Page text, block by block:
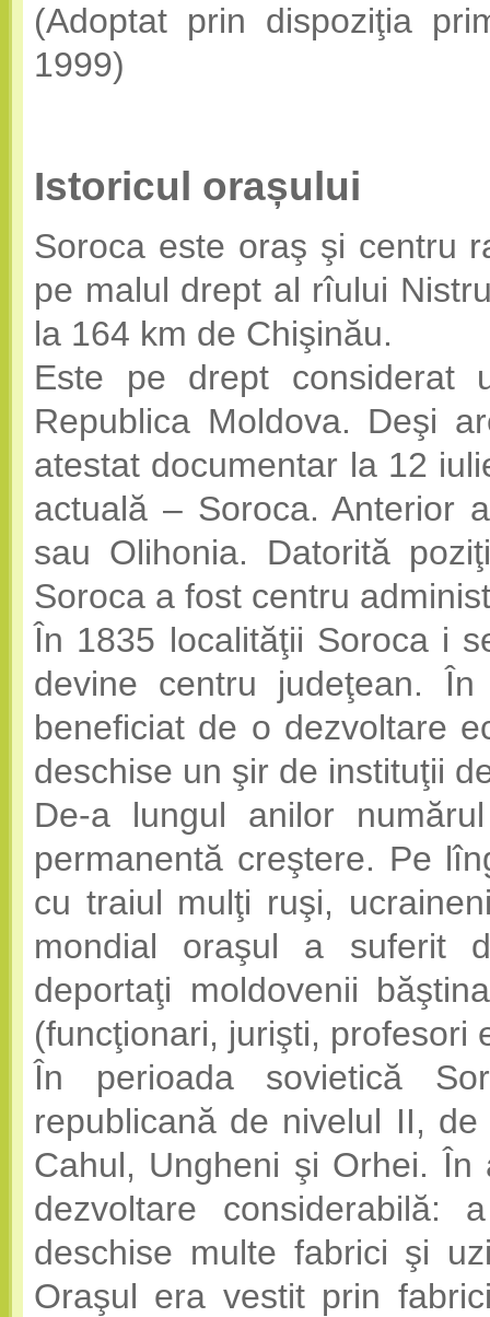
(Adoptat prin dispoziţia
1999)
Istoricul orașului
Soroca este oraş şi centru
pe malul drept al rîului
la 164 km de Chişinău.
Este pe drept considerat
Republica Moldova. Deşi
atestat documentar la 12
actuală – Soroca. Anterior
sau Olihonia. Datorită
Soroca a fost centru
În 1835 localităţii Soroca i
devine centru judeţean.
beneficiat de o dezvoltare
deschise un şir de instituţii
De-a lungul anilor
permanentă creştere. Pe
cu traiul mulţi ruşi,
mondial oraşul a suferit
deportaţi moldovenii
(funcţionari, jurişti, profesori
În perioada sovietică
republicană de nivelul II,
Cahul, Ungheni şi Orhei.
dezvoltare considerabilă:
deschise multe fabrici şi
Oraşul era vestit prin